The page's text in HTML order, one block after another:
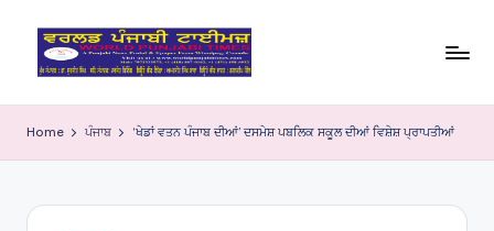
o
rl
d
Home ਪੰਜਾਬ ‘ਖੇਡਾਂ ਵਤਨ ਪੰਜਾਬ ਦੀਆਂ’ ਦਸਮੇਸ਼ ਪਬਲਿਕ ਸਕੂਲ ਦੀਆਂ ਵਿਸ਼ੇਸ਼ ਪ੍ਰਾਪਤੀਆਂ